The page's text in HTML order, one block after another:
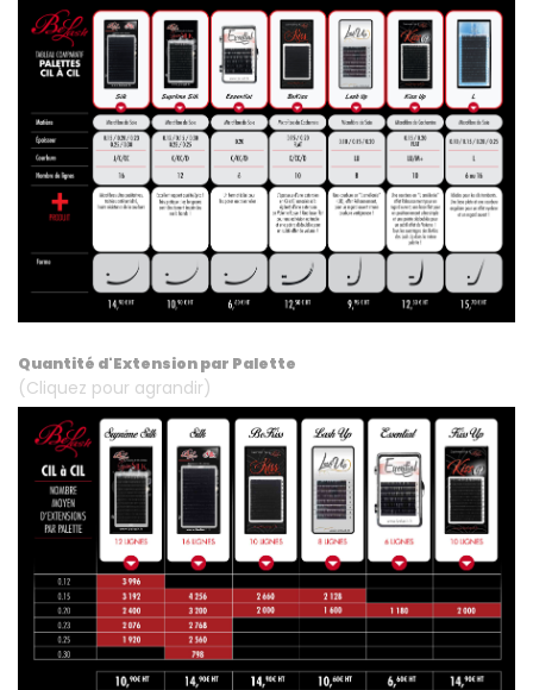
Quantité d'Extension par Palette
(Cliquez pour agrandir)